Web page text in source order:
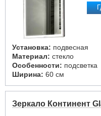
Установка: подвесная
Материал: стекло
Особенности: подсветка
Ширина: 60 см
Зеркало Континент